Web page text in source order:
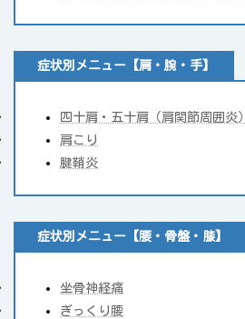
症状別メニュー【肩・腕・手】
四十肩・五十肩（肩関節周囲炎）
肩こり
腱鞘炎
症状別メニュー【腰・骨盤・膝】
坐骨神経痛
ぎっくり腰